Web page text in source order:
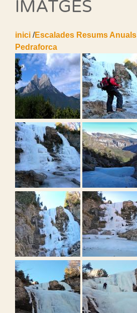
IMATGES
inici /Escalades Resums Anuals
Pedraforca